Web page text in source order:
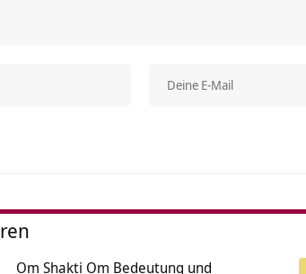
Om Shakti Om Bedeutung und